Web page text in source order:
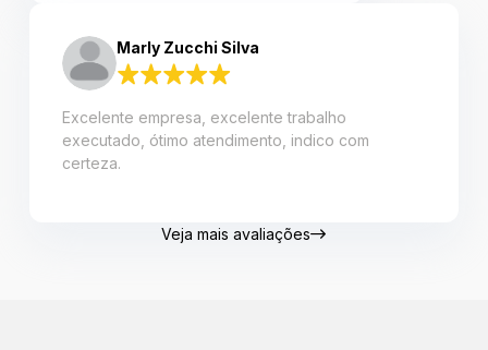
Marly Zucchi Silva
Excelente empresa, excelente trabalho
executado, ótimo atendimento, indico com
certeza.
Veja mais avaliações